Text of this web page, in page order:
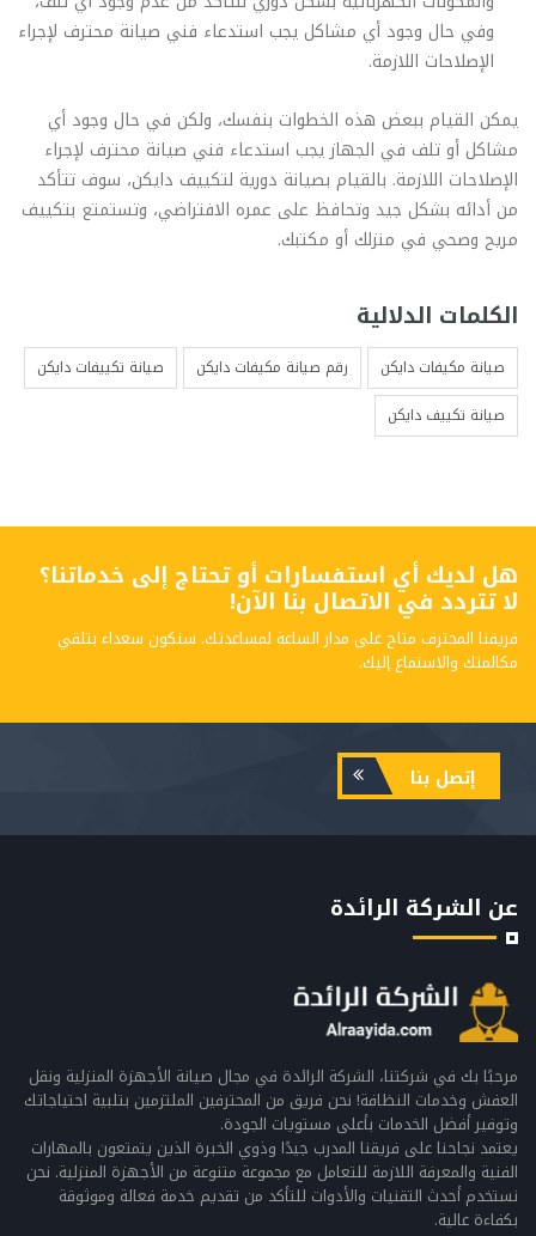
وفي حال وجود أي مشاكل يجب استدعاء فني صيانة محترف لإجراء
الإصلاحات اللازمة.
يمكن القيام ببعض هذه الخطوات بنفسك، ولكن في حال وجود أي
مشاكل أو تلف في الجهاز يجب استدعاء فني صيانة محترف لإجراء
الإصلاحات اللازمة. بالقيام بصيانة دورية لتكييف دايكن، سوف تتأكد
من أدائه بشكل جيد وتحافظ على عمره الافتراضي، وتستمتع بتكييف
مريح وصحي في منزلك أو مكتبك.
الكلمات الدلالية
صيانة مكيفات دايكن رقم صيانة مكيفات دايكن
صيانة تكييفات دايكن
صيانة تكييف دايكن
هل لديك أي استفسارات أو تحتاج إلى خدماتنا؟
لا تتردد في الاتصال بنا الآن!
فريقنا المحترف متاح على مدار الساعة لمساعدتك. سنكون سعداء بتلقي
مكالمتك والاستماع إليك.
إتصل بنا
عن الشركة الرائدة
مرحبًا بك في شركتنا، الشركة الرائدة في مجال صيانة الأجهزة المنزلية ونقل
العفش وخدمات النظافة! نحن فريق من المحترفين الملتزمين بتلبية احتياجاتك
وتوفير أفضل الخدمات بأعلى مستويات الجودة.
يعتمد نجاحنا على فريقنا المدرب جيدًا وذوي الخبرة الذين يتمتعون بالمهارات
الفنية والمعرفة اللازمة للتعامل مع مجموعة متنوعة من الأجهزة المنزلية. نحن
نستخدم أحدث التقنيات والأدوات للتأكد من تقديم خدمة فعالة وموثوقة
بكفاءة عالية.